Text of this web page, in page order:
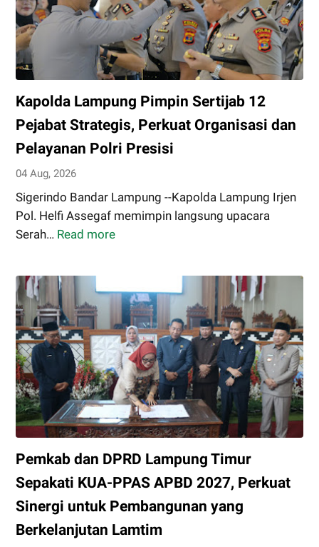
Retail
Modern,
Pastikan
Pasokan
Aman
Kapolda Lampung Pimpin Sertijab 12
Pejabat Strategis, Perkuat Organisasi dan
Pelayanan Polri Presisi
04 Aug, 2026
Sigerindo Bandar Lampung --Kapolda Lampung Irjen
Pol. Helfi Assegaf memimpin langsung upacara
Serah… Read more
Sertijab
12
Pejabat
Strategis,
Perkuat
Organisasi
dan
Pelayanan
Polri
Presisi
Pemkab dan DPRD Lampung Timur
Sepakati KUA-PPAS APBD 2027, Perkuat
Sinergi untuk Pembangunan yang
Berkelanjutan Lamtim